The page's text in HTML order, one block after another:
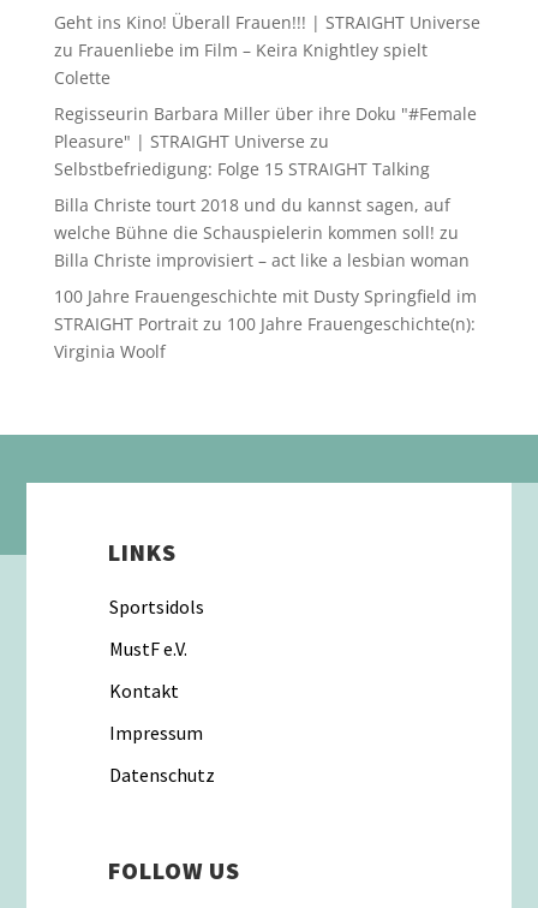
Geht ins Kino! Überall Frauen!!! | STRAIGHT Universe
zu Frauenliebe im Film – Keira Knightley spielt
Colette
Regisseurin Barbara Miller über ihre Doku "#Female
Pleasure" | STRAIGHT Universe zu
Selbstbefriedigung: Folge 15 STRAIGHT Talking
Billa Christe tourt 2018 und du kannst sagen, auf
welche Bühne die Schauspielerin kommen soll! zu
Billa Christe improvisiert – act like a lesbian woman
100 Jahre Frauengeschichte mit Dusty Springfield im
STRAIGHT Portraitzu 100 Jahre Frauengeschichte(n):
Virginia Woolf
LINKS
Sportsidols
MustF e.V.
Kontakt
Impressum
Datenschutz
FOLLOW US